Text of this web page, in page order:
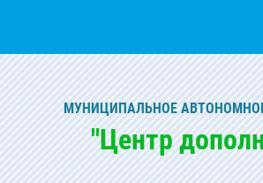
МУНИЦИПАЛЬНОЕ
"Центр